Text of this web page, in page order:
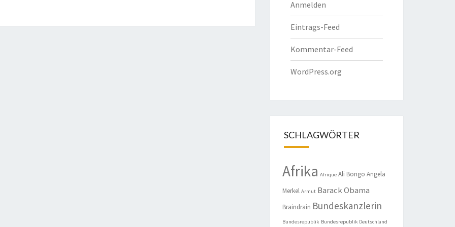
Anmelden
Eintrags-Feed
Kommentar-Feed
WordPress.org
SCHLAGWÖRTER
Afrika Afrique Ali Bongo Angela
Merkel Armut Barack Obama
Braindrain Bundeskanzlerin
Bundesrepublik Bundesrepublik Deutschland